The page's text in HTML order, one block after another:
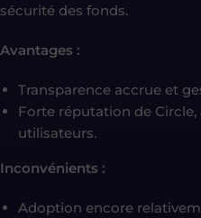
sécurité des fonds.
Avantages :
Transparence accrue et
Forte réputation de
utilisateurs.
Inconvénients :
Adoption encore